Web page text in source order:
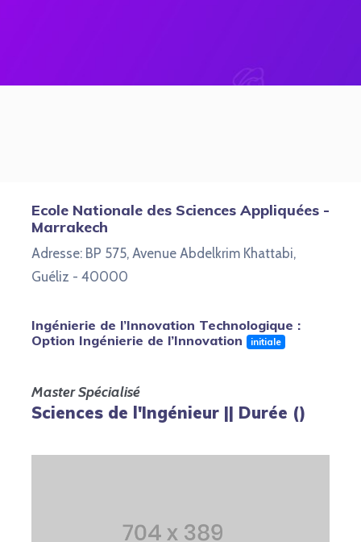
Ecole Nationale des Sciences Appliquées -
Marrakech
Adresse: BP 575, Avenue Abdelkrim Khattabi,
Guéliz - 40000
Ingénierie de l’Innovation Technologique :
Option Ingénierie de l’Innovation
initiale
Master Spécialisé
Sciences de l'Ingénieur || Durée ()